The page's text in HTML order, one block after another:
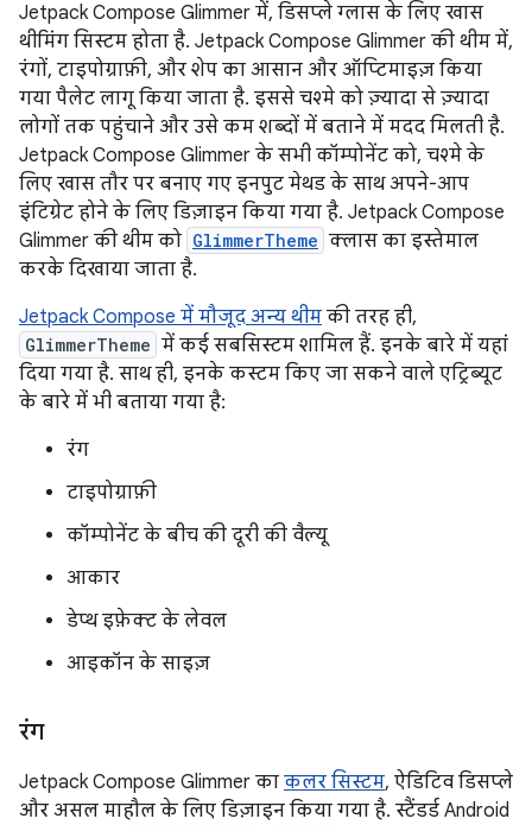
Jetpack Compose Glimmer में, डिसप्ले ग्लास के लिए खास
थीमिंग सिस्टम होता है. Jetpack Compose Glimmer की थीम में,
रंगों, टाइपोग्राफ़ी, और शेप का आसान और ऑप्टिमाइज़ किया
गया पैलेट लागू किया जाता है. इससे चश्मे को ज़्यादा से ज़्यादा
लोगों तक पहुंचाने और उसे कम शब्दों में बताने में मदद मिलती है.
Jetpack Compose Glimmer के सभी कॉम्पोनेंट को, चश्मे के
लिए खास तौर पर बनाए गए इनपुट मेथड के साथ अपने-आप
इंटिग्रेट होने के लिए डिज़ाइन किया गया है. Jetpack Compose
Glimmer की थीम को GlimmerTheme क्लास का इस्तेमाल
करके दिखाया जाता है.
Jetpack Compose में मौजूद अन्य थीम की तरह ही,
GlimmerTheme में कई सबसिस्टम शामिल हैं. इनके बारे में यहां
दिया गया है. साथ ही, इनके कस्टम किए जा सकने वाले एट्रिब्यूट
के बारे में भी बताया गया है:
रंग
टाइपोग्राफ़ी
कॉम्पोनेंट के बीच की दूरी की वैल्यू
आकार
डेप्थ इफ़ेक्ट के लेवल
आइकॉन के साइज़
रंग
Jetpack Compose Glimmer का कलर सिस्टम, ऐडिटिव डिसप्ले
और असल माहौल के लिए डिज़ाइन किया गया है. स्टैंडर्ड Android